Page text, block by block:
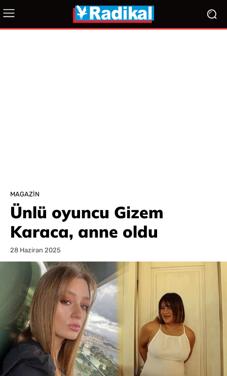
MAGAZIN
Ünlü oyuncu Gizem
Karaca, anne oldu
28 Haziran 2025